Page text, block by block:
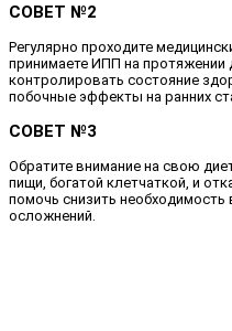
СОВЕТ №2
Регулярно проходите
принимаете ИПП на протяжении
контролировать состояние
побочные эффекты на ранних
СОВЕТ №3
Обратите внимание на свою
пищи, богатой клетчаткой, и
помочь снизить
осложнений.